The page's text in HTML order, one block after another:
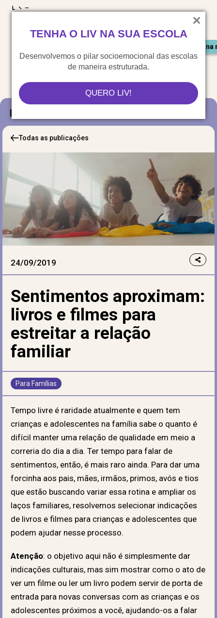
TENHA O LIV NA SUA ESCOLA
Desenvolvemos o pilar socioemocional das escolas
de maneira estruturada.
QUERO LIV!
Saiu
Blog
Todas as publicações
24/09/2019
Sentimentos aproximam:
livros e filmes para
estreitar a relação
familiar
Para Famílias
Tempo livre é raridade atualmente e quem tem
crianças e adolescentes na família sabe o quanto é
difícil manter uma relação de qualidade em meio a
correria do dia a dia. Ter tempo para falar de
sentimentos, então, é mais raro ainda. Para dar uma
forcinha aos pais, mães, irmãos, primos, avós e tios
que estão buscando variar essa rotina e ampliar os
laços familiares, resolvemos selecionar indicações
de livros e filmes para crianças e adolescentes que
podem ajudar nesse processo.
Atenção: o objetivo aqui não é simplesmente dar
indicações culturais, mas sim mostrar como o ato de
ver um filme ou ler um livro podem servir de porta de
entrada para novas conversas com as crianças e os
adolescentes próximos a você, ajudando-os a falar